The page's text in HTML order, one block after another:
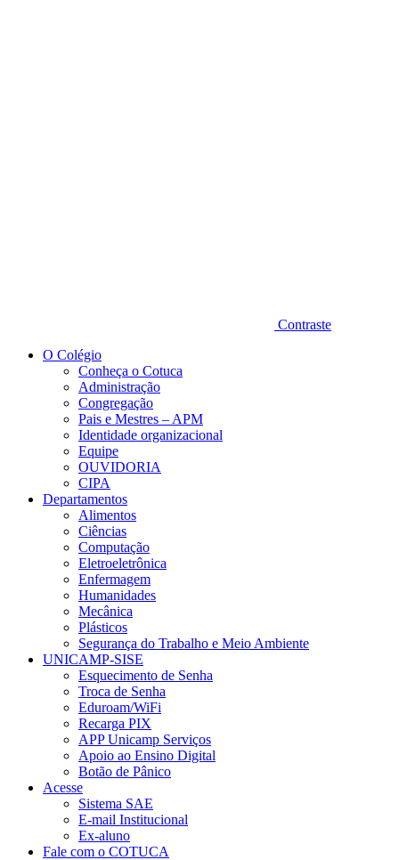
Contraste
O Colégio
Conheça o Cotuca
Administração
Congregação
Pais e Mestres – APM
Identidade organizacional
Equipe
OUVIDORIA
CIPA
Departamentos
Alimentos
Ciências
Computação
Eletroeletrônica
Enfermagem
Humanidades
Mecânica
Plásticos
Segurança do Trabalho e Meio Ambiente
UNICAMP-SISE
Esquecimento de Senha
Troca de Senha
Eduroam/WiFi
Recarga PIX
APP Unicamp Serviços
Apoio ao Ensino Digital
Botão de Pânico
Acesse
Sistema SAE
E-mail Institucional
Ex-aluno
Fale com o COTUCA